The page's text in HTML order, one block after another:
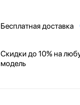
Бесплатная доставка
Скидки до 10% на
модель